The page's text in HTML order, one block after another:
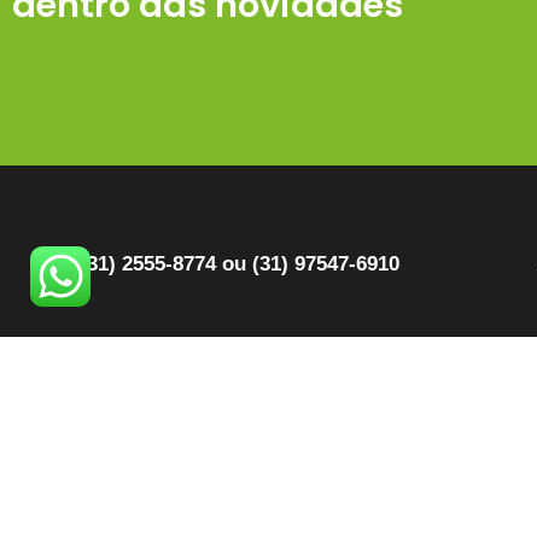
(31) 2555-8774 ou (31) 97547-6910